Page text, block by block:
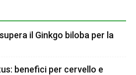
il Ginkgo biloba per la
benefici per cervello e